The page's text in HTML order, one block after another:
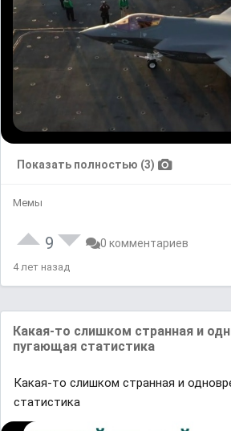
Показать полностью (3)
Мемы
9 0 комментариев
4 лет назад
Какая-то слишком странная и
пугающая статистика
Какая-то слишком странная и
статистика